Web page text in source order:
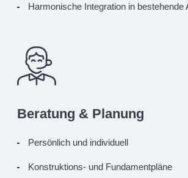
Harmonische Integration in bestehende
Beratung & Planung
Persönlich und individuell
Konstruktions- und Fundamentpläne